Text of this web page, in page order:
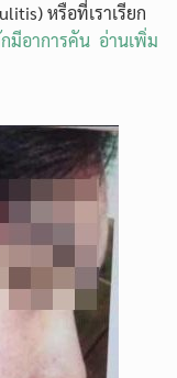
หรือที่เราเรียก
มีอาการคัน อ่านเพิ่ม